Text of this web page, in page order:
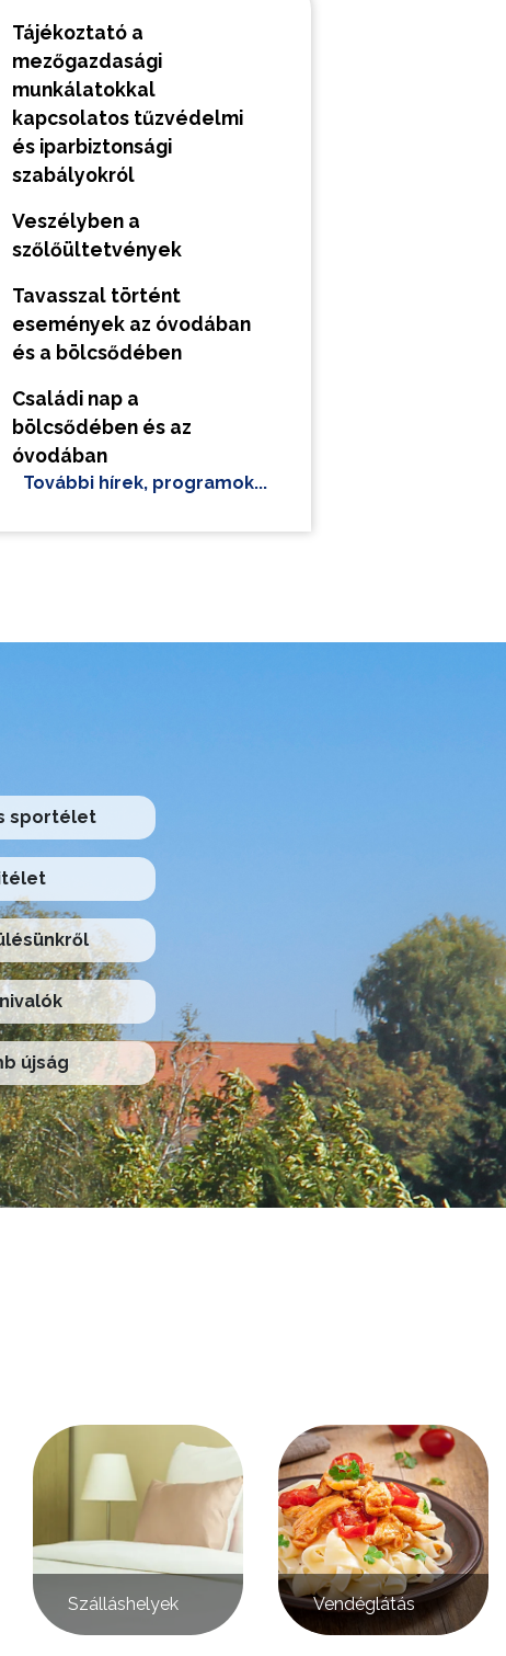
Tájékoztató a
mezőgazdasági
munkálatokkal
kapcsolatos tűzvédelmi
és iparbiztonsági
szabályokról
Veszélyben a
szőlőültetvények
Tavasszal történt
események az óvodában
és a bölcsődében
Családi nap a
bölcsődében és az
óvodában
További hírek, programok...
sportélet
újság
Szálláshelyek
Kép
Vendéglátás
Kép